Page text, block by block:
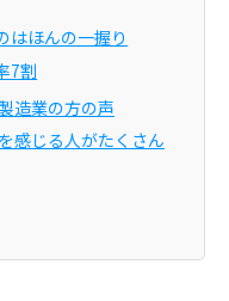
はほんの一握り
7割
造業の方の声
感じる人がたくさん